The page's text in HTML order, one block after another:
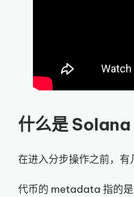
什么是
在进入分步操作之前，有
代币的 metadata 指的